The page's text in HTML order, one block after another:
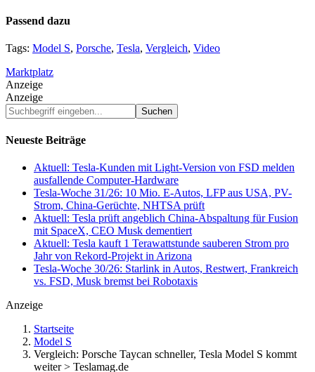
Passend dazu
Tags: Model S, Porsche, Tesla, Vergleich, Video
Marktplatz
Anzeige
Anzeige
Suchbegriff
eingeben...
Neueste Beiträge
Aktuell: Tesla-Kunden mit Light-Version von FSD melden
ausfallende Computer-Hardware
Tesla-Woche 31/26: 10 Mio. E-Autos, LFP aus USA, PV-
Strom, China-Gerüchte, NHTSA prüft
Aktuell: Tesla prüft angeblich China-Abspaltung für Fusion
mit SpaceX, CEO Musk dementiert
Aktuell: Tesla kauft 1 Terawattstunde sauberen Strom pro
Jahr von Rekord-Projekt in Arizona
Tesla-Woche 30/26: Starlink in Autos, Restwert, Frankreich
vs. FSD, Musk bremst bei Robotaxis
Anzeige
Startseite
Model S
Vergleich: Porsche Taycan schneller, Tesla Model S kommt
weiter > Teslamag.de